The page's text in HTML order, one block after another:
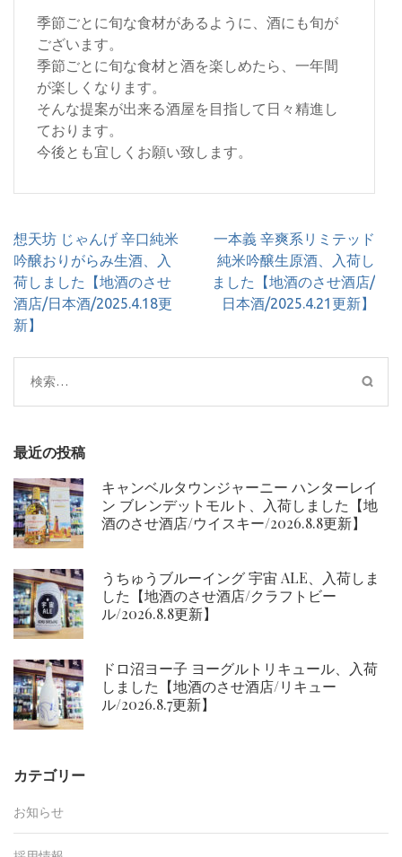
季節ごとに旬な食材があるように、酒にも旬が
ございます。
季節ごとに旬な食材と酒を楽しめたら、一年間
が楽しくなります。
そんな提案が出来る酒屋を目指して日々精進し
ております。
今後とも宜しくお願い致します。
投
稿
ナ
ビ
ゲ
ョ
ン
想天坊 じゃんげ 辛口純米
吟醸おりがらみ生酒、入
荷しました【地酒のさせ
酒店/日本酒/2025.4.18更
新】
一本義 辛爽系リミテッド
純米吟醸生原酒、入荷し
ました【地酒のさせ酒店/
日本酒/2025.4.21更新】
検
索:
最近の投稿
キャンベルタウンジャーニー ハンターレイ
ン ブレンデットモルト、入荷しました【地
酒のさせ酒店/ウイスキー/2026.8.8更新】
うちゅうブルーイング 宇宙 ALE、入荷しま
した【地酒のさせ酒店/クラフトビー
ル/2026.8.8更新】
ドロ沼ヨー子 ヨーグルトリキュール、入荷
しました【地酒のさせ酒店/リキュー
ル/2026.8.7更新】
カテゴリー
お知らせ